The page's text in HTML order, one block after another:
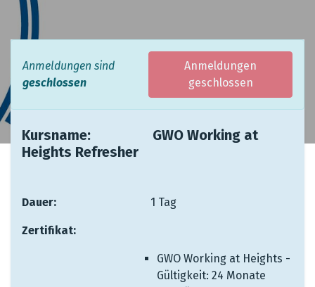
Anmeldungen sind
geschlossen
Anmeldungen
geschlossen
Kursname: ​ ​
​​GWO Working at
Heights Refresher
Dauer: ​1 Tag
Zertifikat:
GWO Working at Heights -
Gültigkeit: 24 Monate